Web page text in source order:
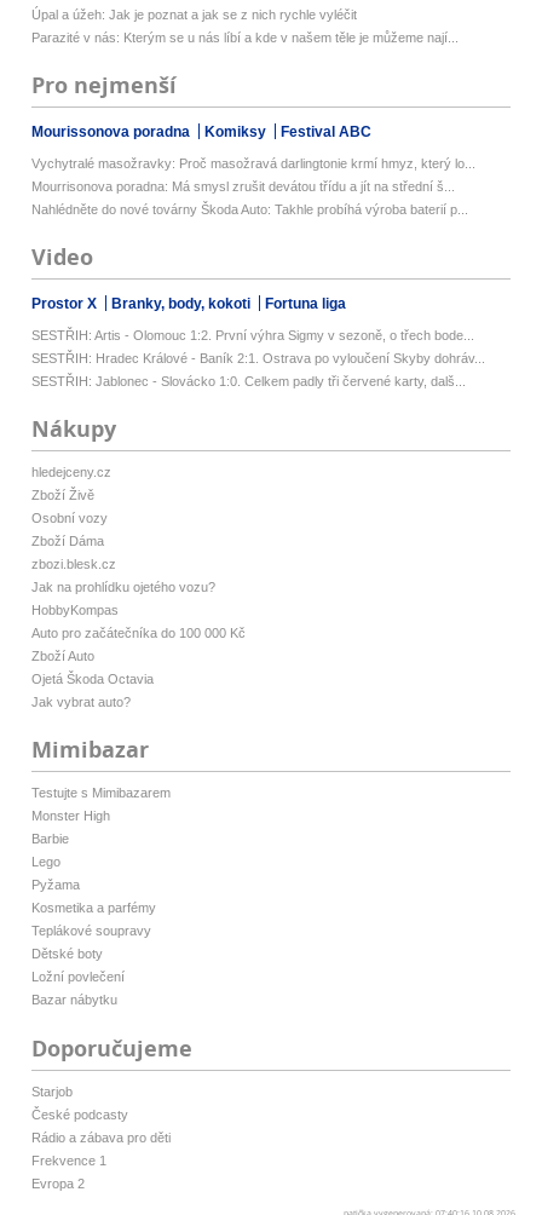
Úpal a úžeh: Jak je poznat a jak se z nich rychle vyléčit
Parazité v nás: Kterým se u nás líbí a kde v našem těle je můžeme nají...
Pro nejmenší
Mourissonova poradna Komiksy Festival ABC
Vychytralé masožravky: Proč masožravá darlingtonie krmí hmyz, který lo...
Mourrisonova poradna: Má smysl zrušit devátou třídu a jít na střední š...
Nahlédněte do nové továrny Škoda Auto: Takhle probíhá výroba baterií p...
Video
Prostor X Branky, body, kokoti Fortuna liga
SESTŘIH: Artis - Olomouc 1:2. První výhra Sigmy v sezoně, o třech bode...
SESTŘIH: Hradec Králové - Baník 2:1. Ostrava po vyloučení Skyby dohráv...
SESTŘIH: Jablonec - Slovácko 1:0. Celkem padly tři červené karty, dalš...
Nákupy
hledejceny.cz
Zboží Živě
Osobní vozy
Zboží Dáma
zbozi.blesk.cz
Jak na prohlídku ojetého vozu?
HobbyKompas
Auto pro začátečníka do 100 000 Kč
Zboží Auto
Ojetá Škoda Octavia
Jak vybrat auto?
Mimibazar
Testujte s Mimibazarem
Monster High
Barbie
Lego
Pyžama
Kosmetika a parfémy
Teplákové soupravy
Dětské boty
Ložní povlečení
Bazar nábytku
Doporučujeme
Starjob
České podcasty
Rádio a zábava pro děti
Frekvence 1
Evropa 2
patička vygenerovaná: 07:40:16 10.08.2026